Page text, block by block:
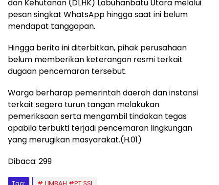
dan Kehutanan (DLHK) Labuhanbatu Utara melalui
pesan singkat WhatsApp hingga saat ini belum
mendapat tanggapan.
Hingga berita ini diterbitkan, pihak perusahaan
belum memberikan keterangan resmi terkait
dugaan pencemaran tersebut.
Warga berharap pemerintah daerah dan instansi
terkait segera turun tangan melakukan
pemeriksaan serta mengambil tindakan tegas
apabila terbukti terjadi pencemaran lingkungan
yang merugikan masyarakat.(H.01)
Dibaca: 299